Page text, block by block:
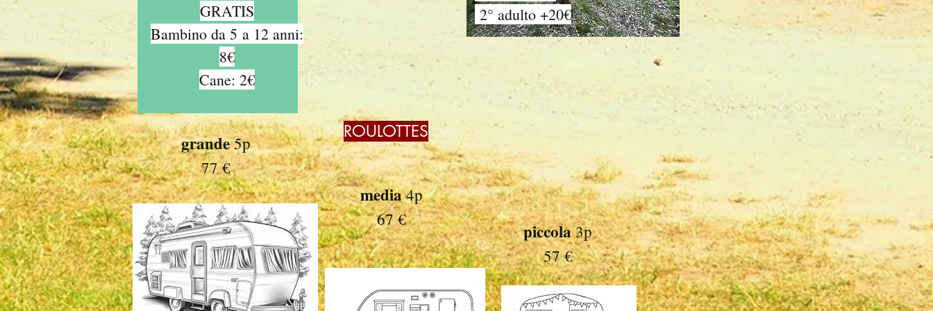
GRATIS
Bambino da 5 a 12 anni:
8€
Cane: 2€
2° adulto +20€
grande5p
77 €
ROULOTTES
media4p
67 €
piccola3p
57 €